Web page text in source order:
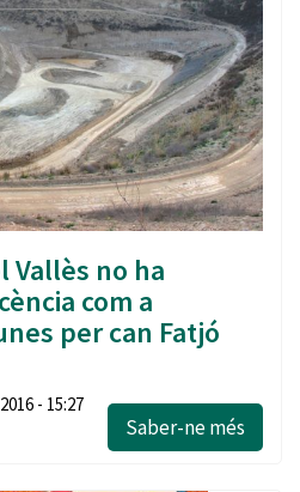
Vallès no ha
com a
per can Fatjó
- 15:27
Saber-ne més